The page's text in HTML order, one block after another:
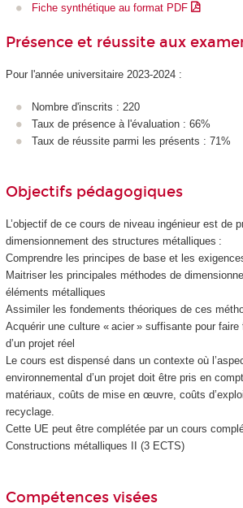
Fiche synthétique au format PDF
Présence et réussite aux
Pour l'année universitaire 2023-2024 :
Nombre d'inscrits : 220
Taux de présence à l'évaluation : 66%
Taux de réussite parmi les présents : 71%
Objectifs pédagogiques
L’objectif de ce cours de niveau ingénieur est de
dimensionnement des structures métalliques :
Comprendre les principes de base et les
Maitriser les principales méthodes de
éléments métalliques
Assimiler les fondements théoriques de ces
Acquérir une culture « acier » suffisante pour
d’un projet réel
Le cours est dispensé dans un contexte où
environnemental d’un projet doit être pris en
matériaux, coûts de mise en œuvre, coûts
recyclage.
Cette UE peut être complétée par un cours
Constructions métalliques II (3 ECTS)
Compétences visées